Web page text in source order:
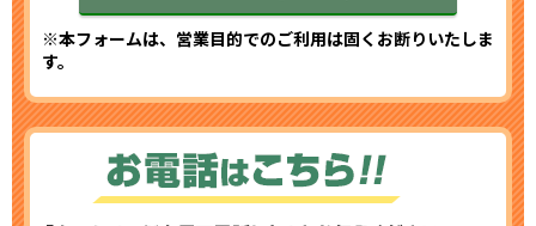
※本フォームは、営業目的でのご利用は固くお断りいたしま
す。